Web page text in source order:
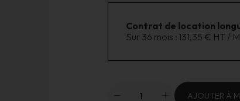
Contrat de location
Sur 36 mois : 131,35 € HT /
AJOUTER À